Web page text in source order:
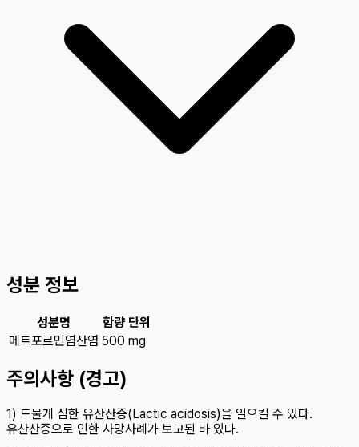
성분 정보
성분명 함량 단위
메트포르민염산염 500 mg
주의사항 (경고)
1) 드물게 심한 유산산증(Lactic acidosis)을 일으킬 수 있다.
유산산증으로 인한 사망사례가 보고된 바 있다.